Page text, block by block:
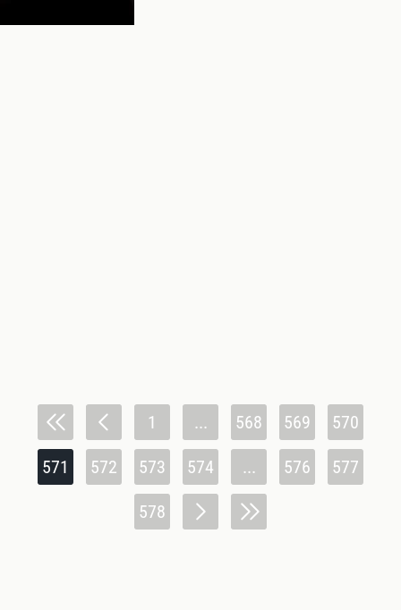
1 ... 568 569 570
571 572 573 574 ... 576 577
578